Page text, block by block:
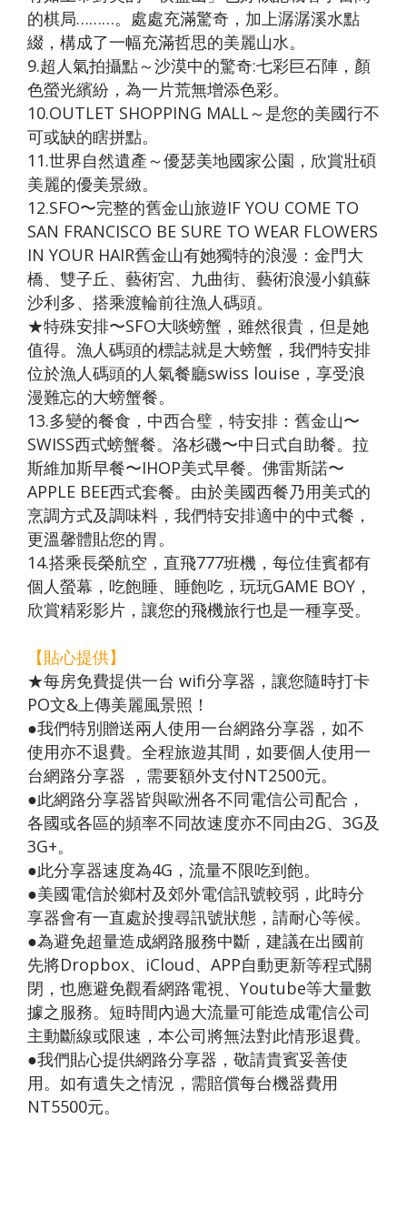
的棋局………。處處充滿驚奇，加上潺潺溪水點
綴，構成了一幅充滿哲思的美麗山水。
9.超人氣拍攝點～沙漠中的驚奇:七彩巨石陣，顏
色螢光繽紛，為一片荒無增添色彩。
10.OUTLET SHOPPING MALL～是您的美國行不
可或缺的瞎拼點。
11.世界自然遺產～優瑟美地國家公園，欣賞壯碩
美麗的優美景緻。
12.SFO〜完整的舊金山旅遊IF YOU COME TO
SAN FRANCISCO BE SURE TO WEAR FLOWERS
IN YOUR HAIR舊金山有她獨特的浪漫：金門大
橋、雙子丘、藝術宮、九曲街、藝術浪漫小鎮蘇
沙利多、搭乘渡輪前往漁人碼頭。
★特殊安排〜SFO大啖螃蟹，雖然很貴，但是她
值得。漁人碼頭的標誌就是大螃蟹，我們特安排
位於漁人碼頭的人氣餐廳swiss louise，享受浪
漫難忘的大螃蟹餐。
13.多變的餐食，中西合璧，特安排：舊金山〜
SWISS西式螃蟹餐。洛杉磯〜中日式自助餐。拉
斯維加斯早餐〜IHOP美式早餐。佛雷斯諾〜
APPLE BEE西式套餐。由於美國西餐乃用美式的
烹調方式及調味料，我們特安排適中的中式餐，
更溫馨體貼您的胃。
14.搭乘長榮航空，直飛777班機，每位佳賓都有
個人螢幕，吃飽睡、睡飽吃，玩玩GAME BOY，
欣賞精彩影片，讓您的飛機旅行也是一種享受。
【貼心提供】
★每房免費提供一台 wifi分享器，讓您隨時打卡
PO文&上傳美麗風景照！
●我們特別贈送兩人使用一台網路分享器，如不
使用亦不退費。全程旅遊其間，如要個人使用一
台網路分享器 ，需要額外支付NT2500元。
●此網路分享器皆與歐洲各不同電信公司配合，
各國或各區的頻率不同故速度亦不同由2G、3G及
3G+。
●此分享器速度為4G，流量不限吃到飽。
●美國電信於鄉村及郊外電信訊號較弱，此時分
享器會有一直處於搜尋訊號狀態，請耐心等候。
●為避免超量造成網路服務中斷，建議在出國前
先將Dropbox、iCloud、APP自動更新等程式關
閉，也應避免觀看網路電視、Youtube等大量數
據之服務。短時間內過大流量可能造成電信公司
主動斷線或限速，本公司將無法對此情形退費。
●我們貼心提供網路分享器，敬請貴賓妥善使
用。如有遺失之情況，需賠償每台機器費用
NT5500元。